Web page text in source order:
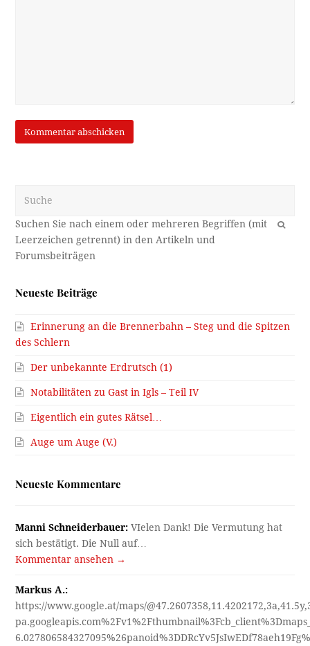
OK
Neueste Beiträge
Erinnerung an die Brennerbahn – Steg und die Spitzen
des Schlern
Der unbekannte Erdrutsch (1)
Notabilitäten zu Gast in Igls – Teil IV
Eigentlich ein gutes Rätsel…
Auge um Auge (V.)
Neueste Kommentare
Manni Schneiderbauer: VIelen Dank! Die Vermutung hat
sich bestätigt. Die Null auf…
Kommentar ansehen →
Markus A.:
https://www.google.at/maps/